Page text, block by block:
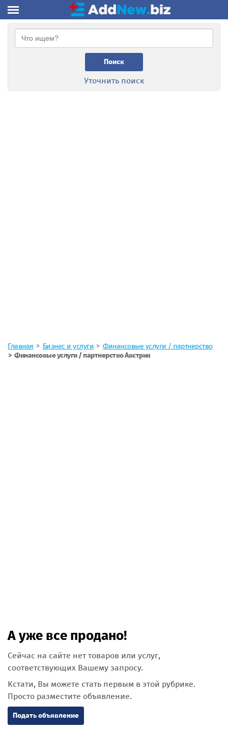
Поиск
Уточнить поиск
Главная Бизнес и услуги
Финансовые услуги / партнерство
Финансовые услуги / партнерство Австрия
А уже все продано!
Сейчас на сайте нет товаров или услуг,
соответствующих Вашему запросу.
Кстати, Вы можете стать первым в этой рубрике.
Просто разместите объявление.
Подать объявление